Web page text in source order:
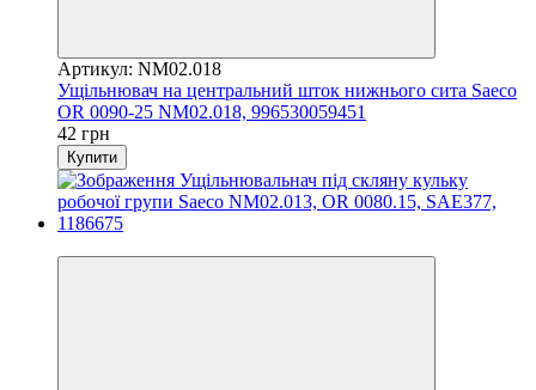
Артикул: NM02.018
Ущільнювач на центральний шток нижнього сита Saeco
OR 0090-25 NM02.018, 996530059451
42 грн
Купити